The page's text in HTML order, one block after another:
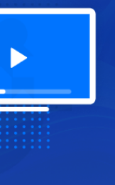
agora propriedade